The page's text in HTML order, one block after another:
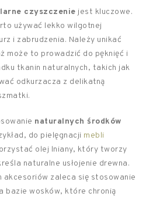
czyszczenie jest kluczowe.
używać lekko wilgotnej
i zabrudzenia. Należy unikać
może to prowadzić do pęknięć i
tkanin naturalnych, takich jak
odkurzacza z delikatną
naturalnych środków
do pielęgnacji mebli
olej lniany, który tworzy
naturalne usłojenie drewna.
akcesoriów zaleca się stosowanie
bazie wosków, które chronią